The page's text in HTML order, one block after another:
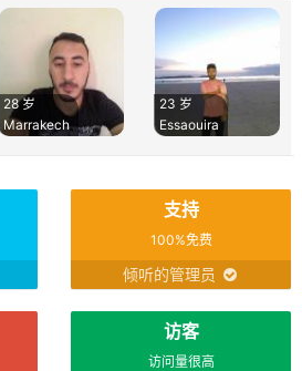
28 岁
Marrakech
23 岁
Essaouira
支持
100%免费
倾听的管理员
访客
访问量很高